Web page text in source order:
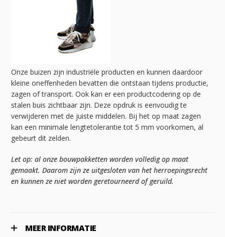
Onze buizen zijn industriële producten en kunnen daardoor
kleine oneffenheden bevatten die ontstaan tijdens productie,
zagen of transport. Ook kan er een productcodering op de
stalen buis zichtbaar zijn. Deze opdruk is eenvoudig te
verwijderen met de juiste middelen. Bij het op maat zagen
kan een minimale lengtetolerantie tot 5 mm voorkomen, al
gebeurt dit zelden.
Let op: al onze bouwpakketten worden volledig op maat
gemaakt. Daarom zijn ze uitgesloten van het herroepingsrecht
en kunnen ze niet worden geretourneerd of geruild.
MEER INFORMATIE